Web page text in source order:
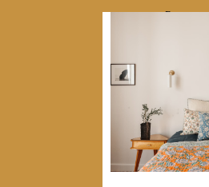
Presse
Collections
Déco & Linge de
Linge de
Sacs &